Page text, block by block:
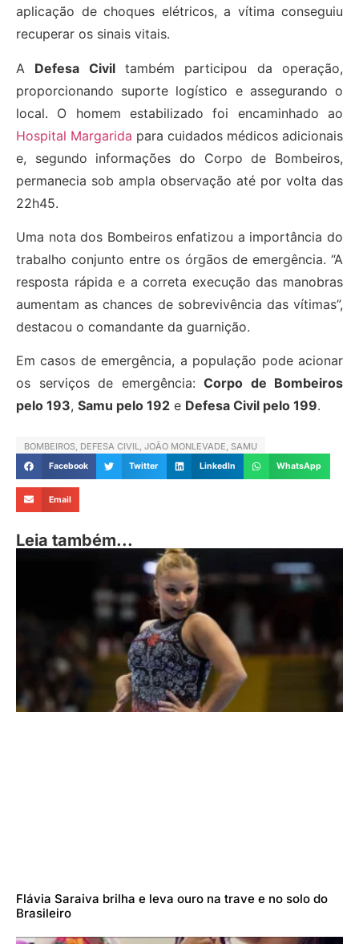
aplicação de choques elétricos, a vítima conseguiu
recuperar os sinais vitais.
A Defesa Civiltambém participou da operação,
proporcionando suporte logístico e assegurando o
local. O homem estabilizado foi encaminhado ao
Hospital Margarida para cuidados médicos adicionais
e, segundo informações do Corpo de Bombeiros,
permanecia sob ampla observação até por volta das
22h45.
Uma nota dos Bombeiros enfatizou a importância do
trabalho conjunto entre os órgãos de emergência. “A
resposta rápida e a correta execução das manobras
aumentam as chances de sobrevivência das vítimas”,
destacou o comandante da guarnição.
Em casos de emergência, a população pode acionar
os serviços de emergência: Corpo de Bombeiros
pelo 193, Samu pelo 192 e Defesa Civil pelo 199.
BOMBEIROS, DEFESA CIVIL, JOÃO MONLEVADE, SAMU
Facebook Twitter LinkedIn WhatsApp
Email
Leia também...
Flávia Saraiva brilha e leva ouro na trave e no solo do
Brasileiro